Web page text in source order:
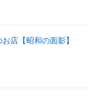
店【昭和の面影】